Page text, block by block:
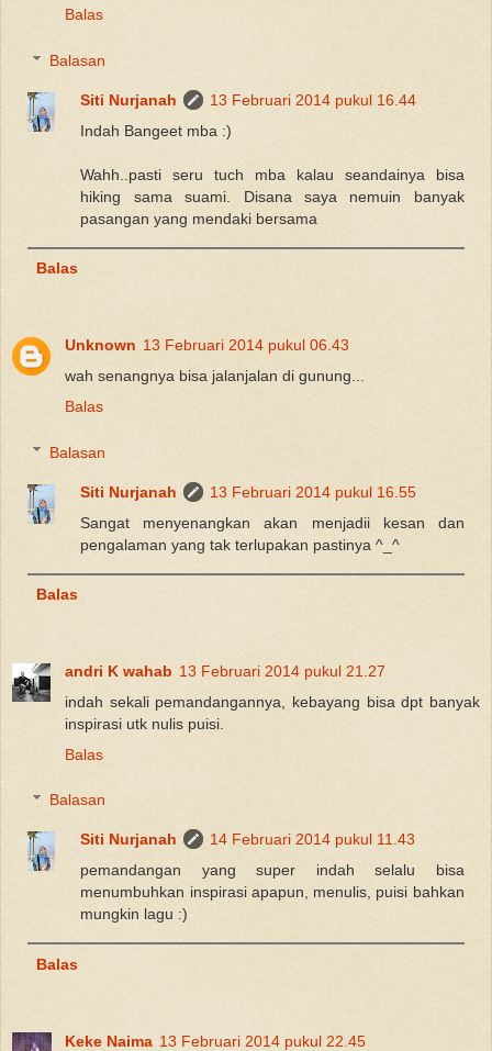
Balas
Balasan
Siti Nurjanah
13 Februari 2014 pukul 16.44
Indah Bangeet mba :)
Wahh..pasti seru tuch mba kalau seandainya bisa
hiking sama suami. Disana saya nemuin banyak
pasangan yang mendaki bersama
Balas
Unknown 13 Februari 2014 pukul 06.43
wah senangnya bisa jalanjalan di gunung...
Balas
Balasan
Siti Nurjanah
13 Februari 2014 pukul 16.55
Sangat menyenangkan akan menjadii kesan dan
pengalaman yang tak terlupakan pastinya ^_^
Balas
andri K wahab 13 Februari 2014 pukul 21.27
indah sekali pemandangannya, kebayang bisa dpt banyak
inspirasi utk nulis puisi.
Balas
Balasan
Siti Nurjanah
14 Februari 2014 pukul 11.43
pemandangan yang super indah selalu bisa
menumbuhkan inspirasi apapun, menulis, puisi bahkan
mungkin lagu :)
Balas
Keke Naima 13 Februari 2014 pukul 22.45